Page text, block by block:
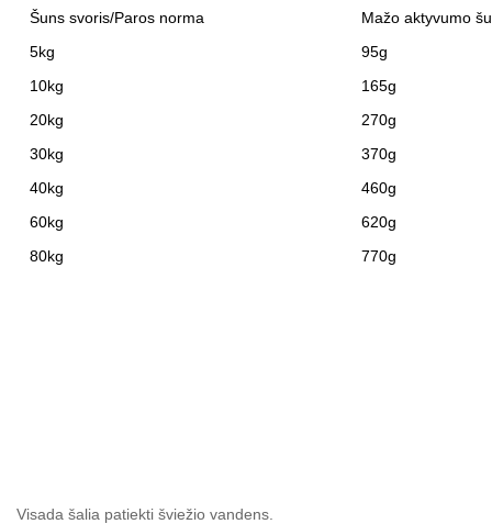
Šuns svoris/Paros norma
Mažo aktyvumo
5kg
95g
10kg
165g
20kg
270g
30kg
370g
40kg
460g
60kg
620g
80kg
770g
Visada šalia patiekti šviežio vandens.